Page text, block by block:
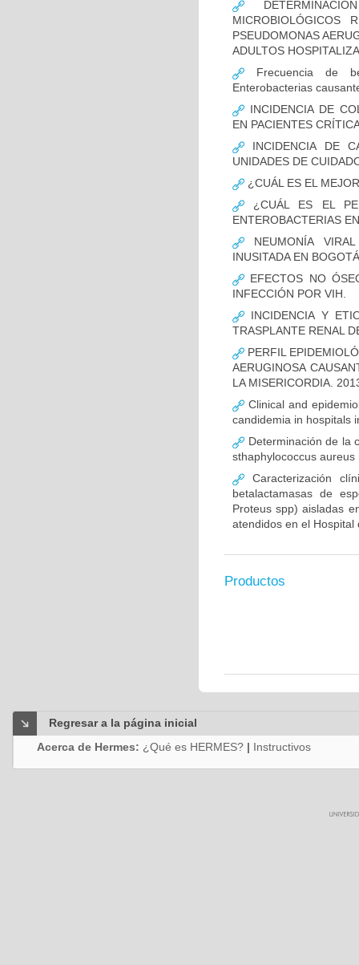
MICROBIOLÓGICOS
PSEUDOMONAS
ADULTOS
Frecuencia de
Enterobacterias
INCIDENCIA DE
EN PACIENTES
INCIDENCIA DE
UNIDADES DE
¿CUÁL ES EL
¿CUÁL ES EL
ENTEROBACTERIAS
NEUMONÍA
INUSITADA EN
EFECTOS NO
INFECCIÓN POR VIH.
INCIDENCIA Y
TRASPLANTE RENAL
PERFIL
AERUGINOSA
LA MISERICORDIA.
Clinical and
candidemia in hospitals
Determinación de la
sthaphylococcus
Caracterización
betalactamasas de
Proteus spp) aisladas
atendidos en el
Productos
Regresar a la página inicial
Acerca de Hermes: ¿Qué es HERMES? | Instructivos